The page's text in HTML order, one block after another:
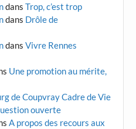
dans Trop, c’est trop
dans Drôle de
dans Vivre Rennes
Une promotion au mérite,
de Coupvray Cadre de Vie
ouverte
A propos des recours aux